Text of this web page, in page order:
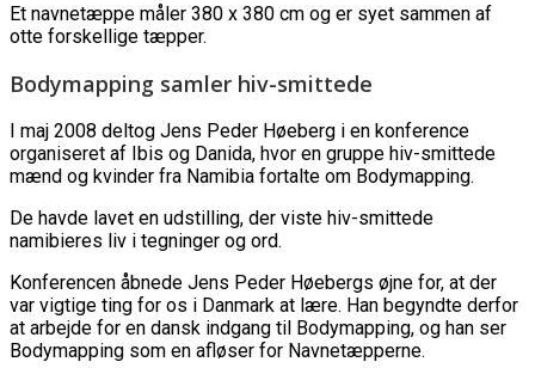
Et navnetæppe måler 380 x 380 cm og er syet sammen af
otte forskellige tæpper.
Bodymapping samler hiv-smittede
I maj 2008 deltog Jens Peder Høeberg i en konference
organiseret af Ibis og Danida, hvor en gruppe hiv-smittede
mænd og kvinder fra Namibia fortalte om Bodymapping.
De havde lavet en udstilling, der viste hiv-smittede
namibieres liv i tegninger og ord.
Konferencen åbnede Jens Peder Høebergs øjne for, at der
var vigtige ting for os i Danmark at lære. Han begyndte derfor
at arbejde for en dansk indgang til Bodymapping, og han ser
Bodymapping som en afløser for Navnetæpperne.